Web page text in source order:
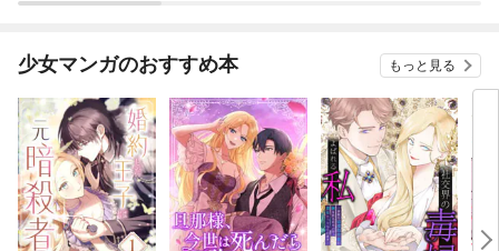
少女マンガのおすすめ本 もっと見る